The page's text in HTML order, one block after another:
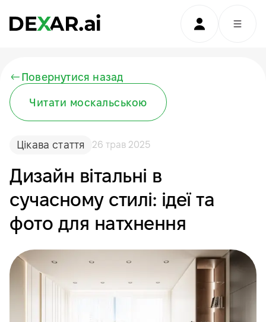
Повернутися назад
Читати москальською
Цікава стаття 26 трав 2025
Дизайн вітальні в
сучасному стилі: ідеї та
фото для натхнення